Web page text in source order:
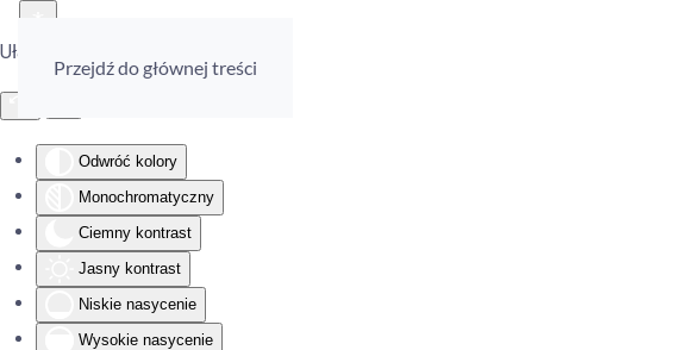
Ułatwienia dostępu
Odwróć kolory
Monochromatyczny
Ciemny kontrast
Jasny kontrast
Niskie nasycenie
Wysokie nasycenie
Przejdź do głównej treści